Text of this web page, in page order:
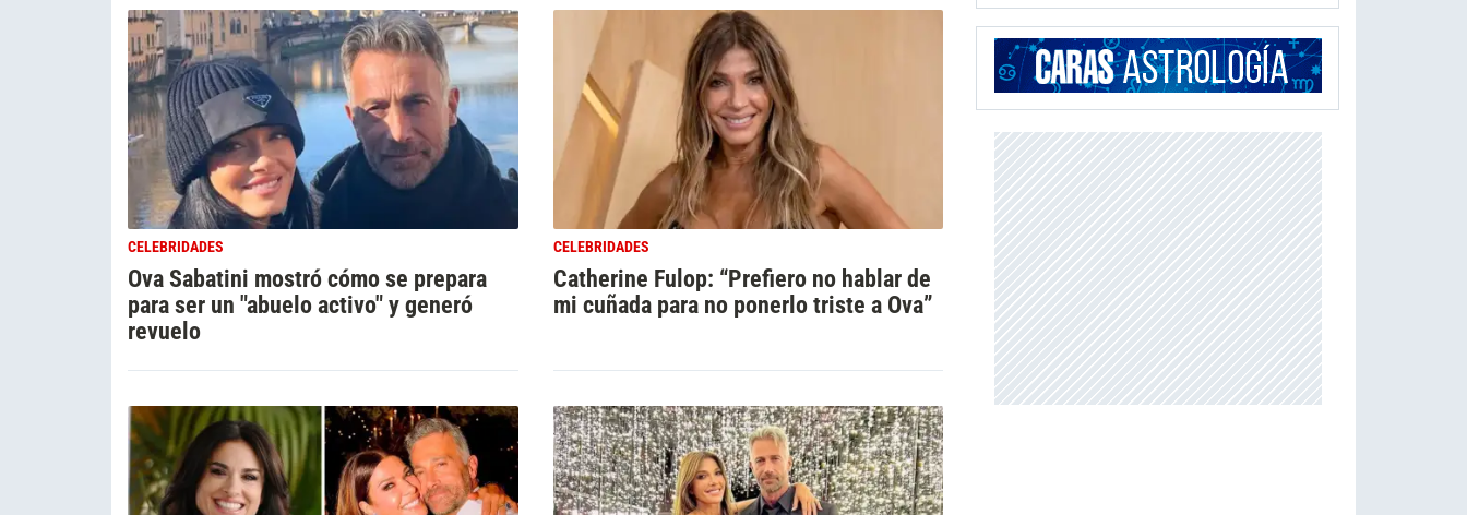
CELEBRIDADES
Ova Sabatini mostró cómo se prepara
para ser un "abuelo activo" y generó
revuelo
CELEBRIDADES
Catherine Fulop: “Prefiero no hablar de
mi cuñada para no ponerlo triste a Ova”